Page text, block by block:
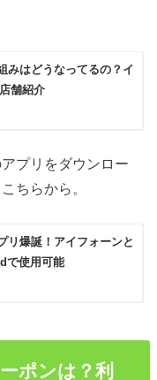
みはどうなってるの？イ
舗紹介
プリをダウンロー
ちらから。
リ爆誕！アイフォーンと
で使用可能
ポンは？利